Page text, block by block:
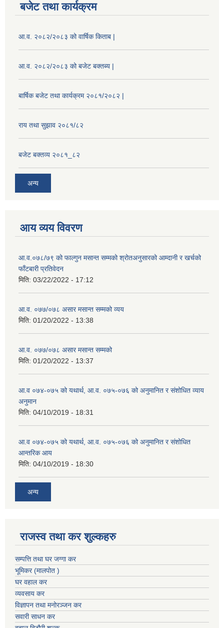
बजेट तथा कार्यक्रम
आ.व. २०८२/२०८३ को वार्षिक किताब |
आ.व. २०८२/२०८३ को बजेट बक्तब्य |
बार्षिक बजेट तथा कार्यक्रम २०८१/२०८२ |
राय तथा सुझाव २०८१/८२
बजेट बक्तव्य २०८१_८२
अन्य
आय व्यय विवरण
आ.व.०७८/७९ को फाल्गुन मसान्त सम्मको श्रोतअनुसारको आम्दानी र खर्चको
फाँटबारी प्रतिवेदन
मिति: 03/22/2022 - 17:12
आ.व. ०७७/०७८ असार मसान्त सम्मको व्यय
मिति: 01/20/2022 - 13:38
आ.व. ०७७/०७८ असार मसान्त सम्मको
मिति: 01/20/2022 - 13:37
आ.व ०७४-०७५ को यथार्थ, आ.व. ०७५-०७६ को अनुमानित र संशोधित व्याय
अनुमान
मिति: 04/10/2019 - 18:31
आ.व ०७४-०७५ को यथार्थ, आ.व. ०७५-०७६ को अनुमानित र संशोधित
आन्तरिक आय
मिति: 04/10/2019 - 18:30
अन्य
राजस्व तथा कर शुल्कहरु
सम्पत्ति तथा घर जग्गा कर
भूमिकर (मालपोत )
घर वहाल कर
व्यवसाय कर
विज्ञापन तथा मनोरञ्जन कर
सवारी साधन कर